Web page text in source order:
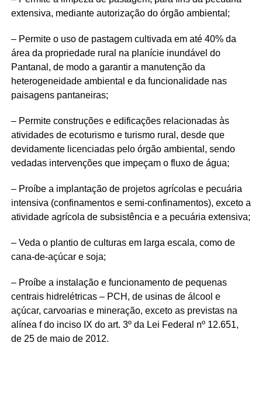
extensiva, mediante autorização do órgão ambiental;
– Permite o uso de pastagem cultivada em até 40% da
área da propriedade rural na planície inundável do
Pantanal, de modo a garantir a manutenção da
heterogeneidade ambiental e da funcionalidade nas
paisagens pantaneiras;
– Permite construções e edificações relacionadas às
atividades de ecoturismo e turismo rural, desde que
devidamente licenciadas pelo órgão ambiental, sendo
vedadas intervenções que impeçam o fluxo de água;
– Proíbe a implantação de projetos agrícolas e pecuária
intensiva (confinamentos e semi-confinamentos), exceto a
atividade agrícola de subsistência e a pecuária extensiva;
– Veda o plantio de culturas em larga escala, como de
cana-de-açúcar e soja;
– Proíbe a instalação e funcionamento de pequenas
centrais hidrelétricas – PCH, de usinas de álcool e
açúcar, carvoarias e mineração, exceto as previstas na
alínea f do inciso IX do art. 3º da Lei Federal nº 12.651,
de 25 de maio de 2012.